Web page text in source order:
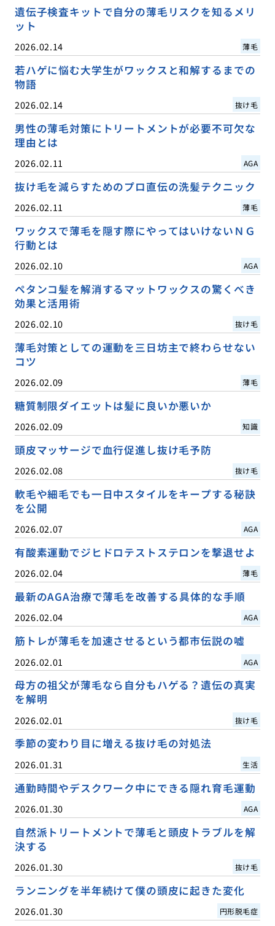
遺伝子検査キットで自分の薄毛リスクを知るメリ
ット
2026.02.14 薄毛
若ハゲに悩む大学生がワックスと和解するまでの
物語
2026.02.14 抜け毛
男性の薄毛対策にトリートメントが必要不可欠な
理由とは
2026.02.11 AGA
抜け毛を減らすためのプロ直伝の洗髪テクニック
2026.02.11 薄毛
ワックスで薄毛を隠す際にやってはいけないＮＧ
行動とは
2026.02.10 AGA
ペタンコ髪を解消するマットワックスの驚くべき
効果と活用術
2026.02.10 抜け毛
薄毛対策としての運動を三日坊主で終わらせない
コツ
2026.02.09 薄毛
糖質制限ダイエットは髪に良いか悪いか
2026.02.09 知識
頭皮マッサージで血行促進し抜け毛予防
2026.02.08 抜け毛
軟毛や細毛でも一日中スタイルをキープする秘訣
を公開
2026.02.07 AGA
有酸素運動でジヒドロテストステロンを撃退せよ
2026.02.04 薄毛
最新のAGA治療で薄毛を改善する具体的な手順
2026.02.04 AGA
筋トレが薄毛を加速させるという都市伝説の嘘
2026.02.01 AGA
母方の祖父が薄毛なら自分もハゲる？遺伝の真実
を解明
2026.02.01 抜け毛
季節の変わり目に増える抜け毛の対処法
2026.01.31 生活
通勤時間やデスクワーク中にできる隠れ育毛運動
2026.01.30 AGA
自然派トリートメントで薄毛と頭皮トラブルを解
決する
2026.01.30 抜け毛
ランニングを半年続けて僕の頭皮に起きた変化
2026.01.30 円形脱毛症